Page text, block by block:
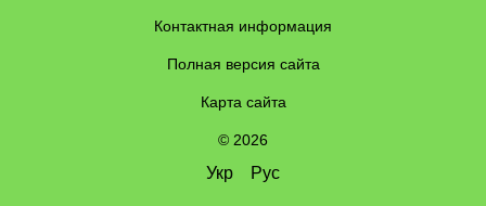
Контактная информация
Полная версия сайта
Карта сайта
© 2026
Укр Рус